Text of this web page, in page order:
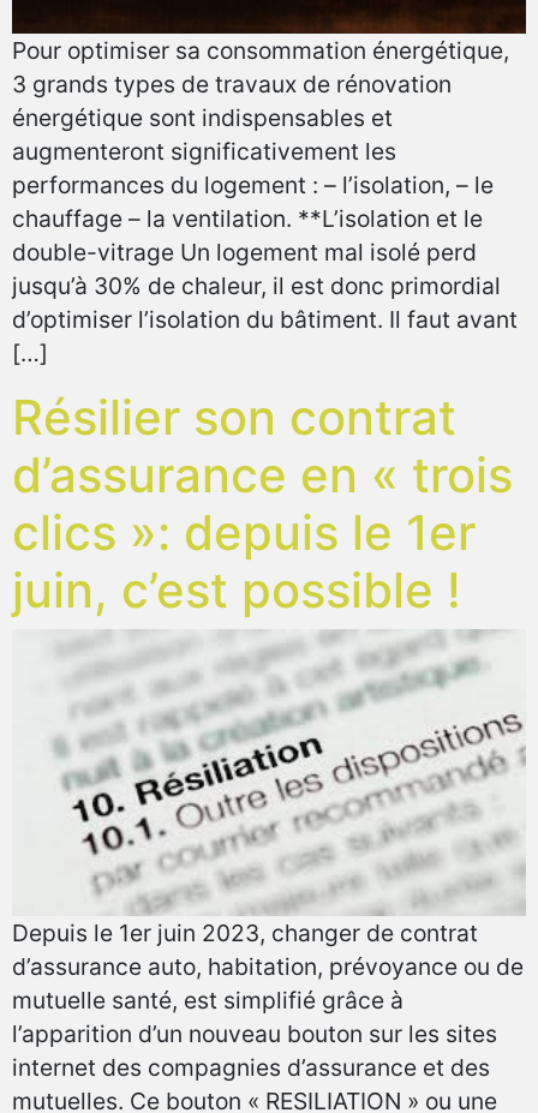
Pour optimiser sa consommation énergétique,
3 grands types de travaux de rénovation
énergétique sont indispensables et
augmenteront significativement les
performances du logement : – l’isolation, – le
chauffage – la ventilation. **L’isolation et le
double-vitrage Un logement mal isolé perd
jusqu’à 30% de chaleur, il est donc primordial
d’optimiser l’isolation du bâtiment. Il faut avant
[…]
Résilier son contrat
d’assurance en « trois
clics »: depuis le 1er
juin, c’est possible !
Depuis le 1er juin 2023, changer de contrat
d’assurance auto, habitation, prévoyance ou de
mutuelle santé, est simplifié grâce à
l’apparition d’un nouveau bouton sur les sites
internet des compagnies d’assurance et des
mutuelles. Ce bouton « RESILIATION » ou une